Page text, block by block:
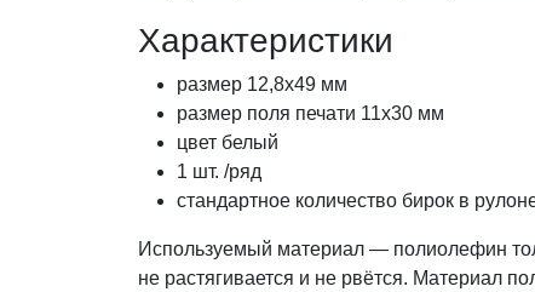
Характеристики
размер 12,8х49 мм
размер поля печати 11х30 мм
цвет белый
1 шт. /ряд
стандартное количество бирок в
Используемый материал — полиолефин
не растягивается и не рвётся. Материал